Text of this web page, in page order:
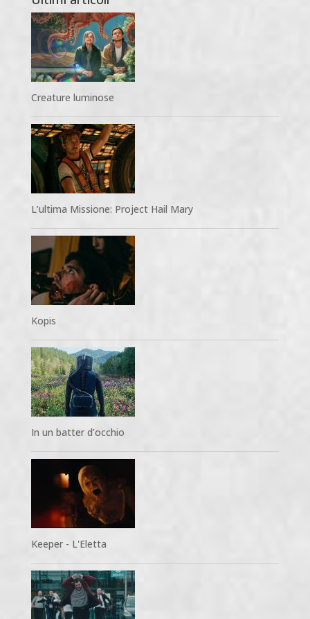
Creature luminose
L’ultima Missione: Project Hail Mary
Kopis
In un batter d’occhio
Keeper - L'Eletta